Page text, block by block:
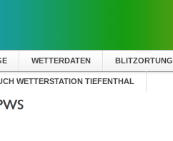
WETTERDATEN BLITZORTUNG
WETTERSTATION TIEFENTHAL